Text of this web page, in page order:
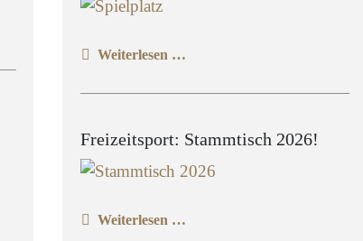
Weiterlesen …
Freizeitsport: Stammtisch 2026!
Weiterlesen …